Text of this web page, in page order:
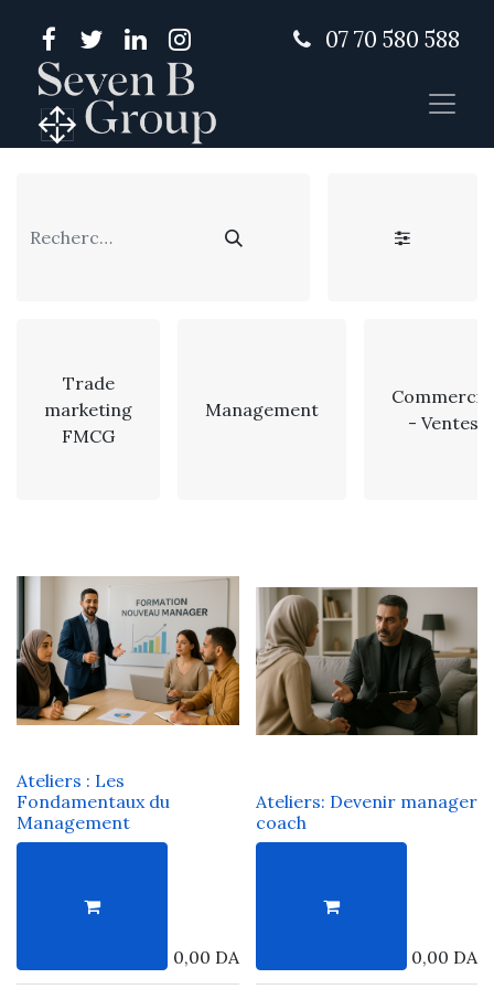
07 70 580 588
Trade
marketing
FMCG
Management
Commercial
- Ventes
Ateliers : Les
Fondamentaux du
Management
0,00 DA
Ateliers: Devenir manager
coach
0,00 DA